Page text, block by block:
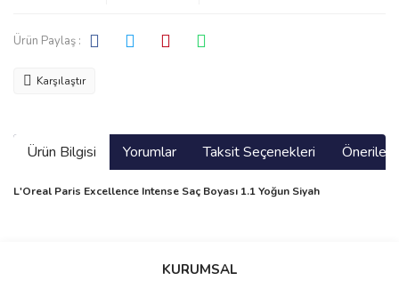
Ürün Paylaş :
Karşılaştır
Ürün Bilgisi Yorumlar Taksit Seçenekleri
L'Oreal Paris Excellence Intense Saç Boyası 1.1 Yoğun Siyah
Bu ürüne ilk yorumu siz yapın!
KURUMSAL